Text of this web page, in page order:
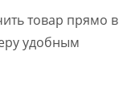
товар прямо в
удобным